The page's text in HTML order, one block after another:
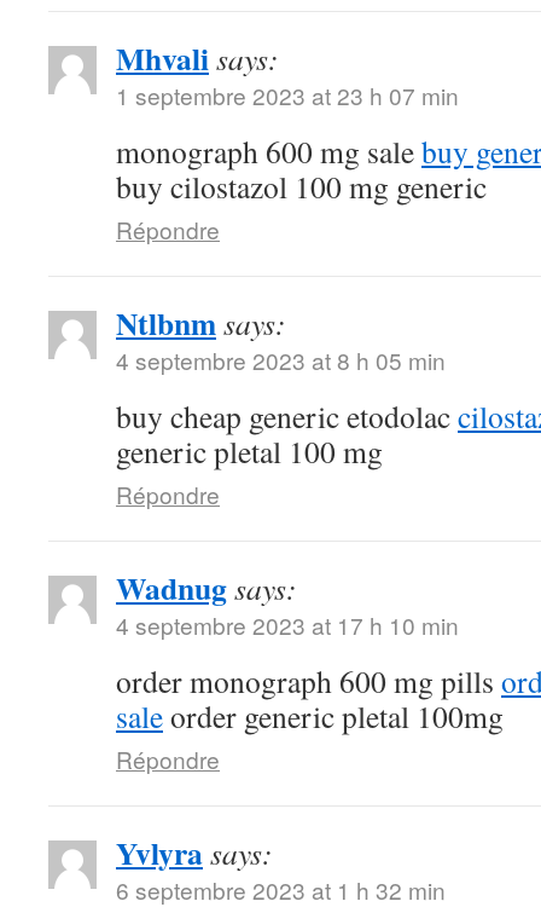
Mhvalisays:
1 septembre 2023 at 23 h 07 min
monograph 600 mg salebuy
buy cilostazol 100 mg generic
Répondre
Ntlbnmsays:
4 septembre 2023 at 8 h 05 min
buy cheap generic etodolac
generic pletal 100 mg
Répondre
Wadnugsays:
4 septembre 2023 at 17 h 10 min
order monograph 600 mg pills
saleorder generic pletal 100mg
Répondre
Yvlyrasays:
6 septembre 2023 at 1 h 32 min